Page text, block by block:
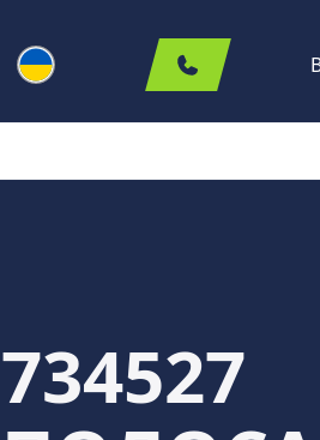
734527